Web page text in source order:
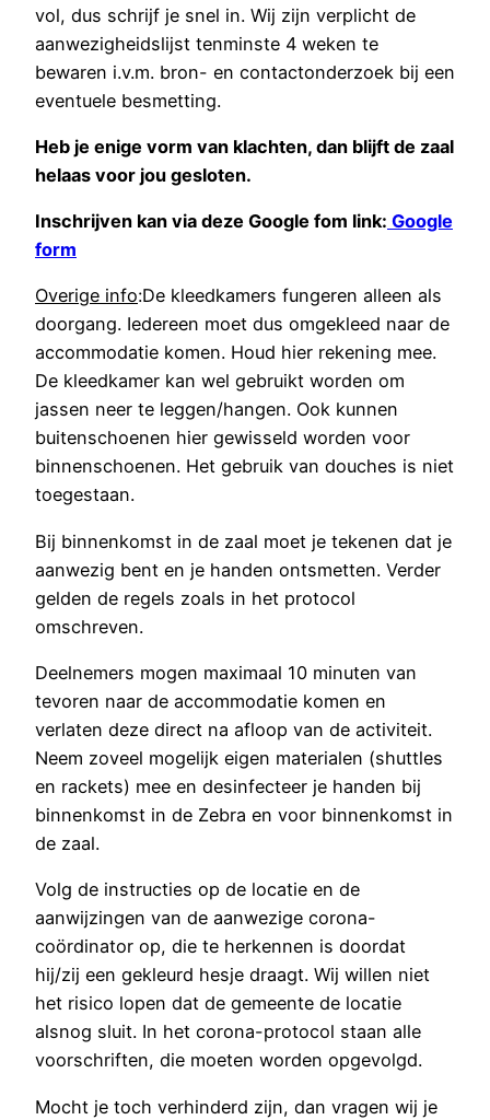
vol, dus schrijf je snel in. Wij zijn verplicht de
aanwezigheidslijst tenminste 4 weken te
bewaren i.v.m. bron- en contactonderzoek bij een
eventuele besmetting.
Heb je enige vorm van klachten, dan blijft de zaal
helaas voor jou gesloten.
Inschrijven kan via deze Google fom link: Google
form
Overige info:De kleedkamers fungeren alleen als
doorgang. Iedereen moet dus omgekleed naar de
accommodatie komen. Houd hier rekening mee.
De kleedkamer kan wel gebruikt worden om
jassen neer te leggen/hangen. Ook kunnen
buitenschoenen hier gewisseld worden voor
binnenschoenen. Het gebruik van douches is niet
toegestaan.
Bij binnenkomst in de zaal moet je tekenen dat je
aanwezig bent en je handen ontsmetten. Verder
gelden de regels zoals in het protocol
omschreven.
Deelnemers mogen maximaal 10 minuten van
tevoren naar de accommodatie komen en
verlaten deze direct na afloop van de activiteit.
Neem zoveel mogelijk eigen materialen (shuttles
en rackets) mee en desinfecteer je handen bij
binnenkomst in de Zebra en voor binnenkomst in
de zaal.
Volg de instructies op de locatie en de
aanwijzingen van de aanwezige corona-
coördinator op, die te herkennen is doordat
hij/zij een gekleurd hesje draagt. Wij willen niet
het risico lopen dat de gemeente de locatie
alsnog sluit. In het corona-protocol staan alle
voorschriften, die moeten worden opgevolgd.
Mocht je toch verhinderd zijn, dan vragen wij je